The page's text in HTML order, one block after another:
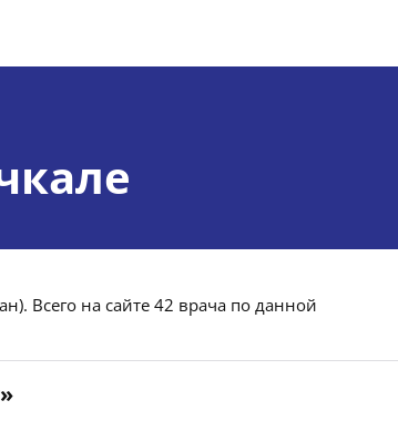
Всего на сайте 42 врача по данной